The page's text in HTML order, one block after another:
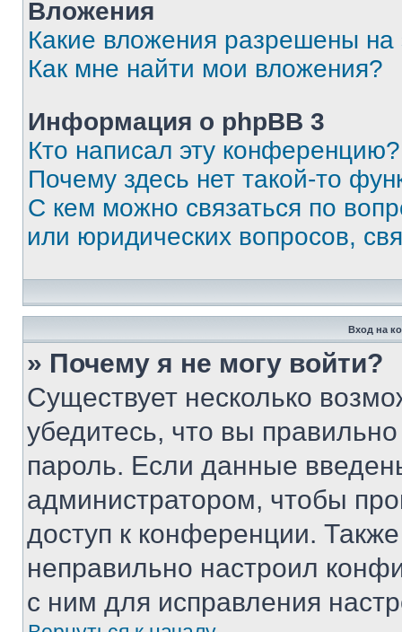
Вложения
Какие вложения разрешены
Как мне найти мои вложения?
Информация о phpBB 3
Кто написал эту конференцию?
Почему здесь нет такой-то
С кем можно связаться по
или юридических вопросов,
Вход на
» Почему я не могу войти?
Существует несколько
убедитесь, что вы
пароль. Если данные
администратором, чтобы
доступ к конференции.
неправильно настроил
с ним для исправления